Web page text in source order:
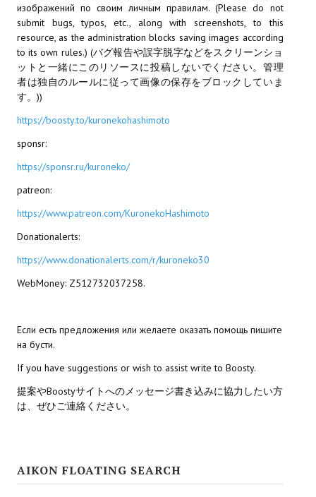
Quake III Arena Remaster Fan Edition
Star Trek Voyager Elite Force Remaster Fan Edition
Sacred Gold Remaster Fan Edition
Aliens versus Predator 1 Remaster Fan Edition
Age of Pirates: Caribbean Tales Remaster Fan Edition
Sea Dogs - City of Abandoned Ships Remaster Fan Edition
Sea Dogs Remaster Fan Edition
Nekopara Vol2 (Rus Version)
изображений по своим личным правилам. (Please do not
submit bugs, typos, etc., along with screenshots, to this
resource, as the administration blocks saving images according
to its own rules.) (バグ報告や誤字脱字などをスクリーンショ
ットと一緒にこのリソースに投稿しないでください。管理
者は独自のルールに従って画像の保存をブロックしていま
す。))
https://boosty.to/kuronekohashimoto
sponsr:
https://sponsr.ru/kuroneko/
patreon:
https://www.patreon.com/KuronekoHashimoto
Donationalerts:
https://www.donationalerts.com/r/kuroneko30
WebMoney: Z512732037258.
Если есть предложения или желаете оказать помощь пишите
на бусти.
If you have suggestions or wish to assist write to Boosty.
提案やBoostyサイトへのメッセージ書き込みに協力したい方
は、ぜひご連絡ください。
AIKON FLOATING SEARCH